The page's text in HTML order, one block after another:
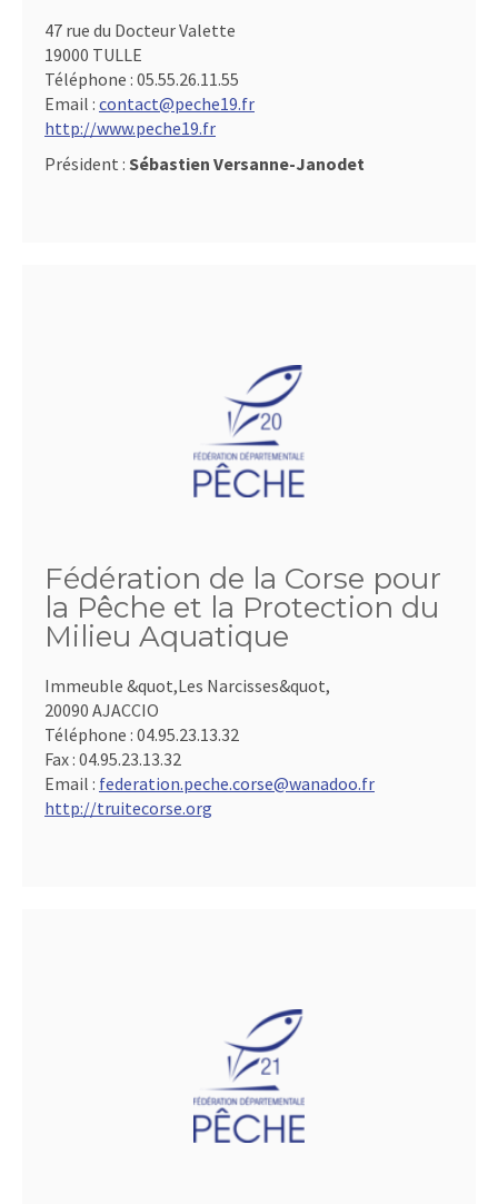
47 rue du Docteur Valette
19000 TULLE
Téléphone : 05.55.26.11.55
Email : contact@peche19.fr
http://www.peche19.fr
Président : Sébastien Versanne-Janodet
Fédération de la Corse pour
la Pêche et la Protection du
Milieu Aquatique
Immeuble &quot,Les Narcisses&quot,
20090 AJACCIO
Téléphone : 04.95.23.13.32
Fax : 04.95.23.13.32
Email : federation.peche.corse@wanadoo.fr
http://truitecorse.org